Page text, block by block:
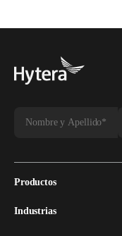
Productos
Industrias